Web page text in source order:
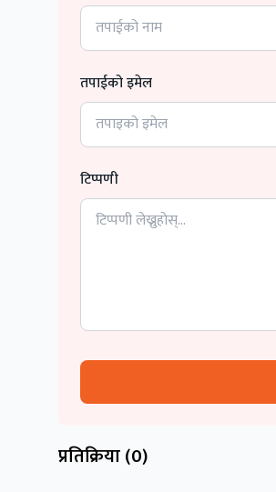
तपाईको इमेल
टिप्पणी
प्रतिक्रिया (0)